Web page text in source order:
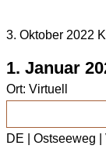
3. Oktober 2022
1. Januar
Ort: Virtuell
DE | Ostseeweg |